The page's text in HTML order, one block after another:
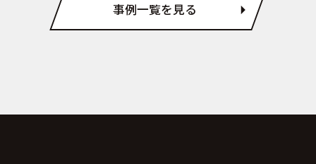
事例一覧を見る